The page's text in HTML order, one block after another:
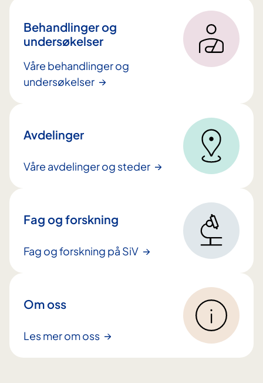
l
o
Behandlinger og
undersøkelser
Våre behandlinger og
undersøkelser
Avdelinger
Våre avdelinger og steder
Fag og forskning
Fag og forskning på SiV
Om oss
Les mer om oss